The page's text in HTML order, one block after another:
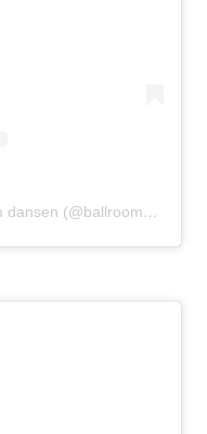
Een bericht gedeeld door Ballroom dansen (@ballroomdansen)